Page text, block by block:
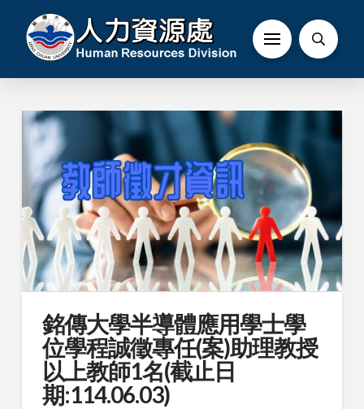
銘傳大學半導體應用學士學
位學程誠徵專任(案)助理教授
以上教師1名(截止日
期:114.06.03)